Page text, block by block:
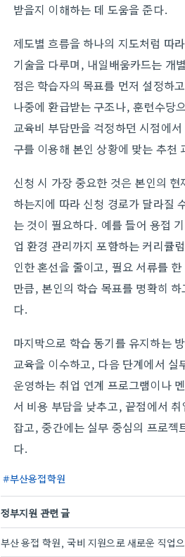
받을지 이해하는 데 도움을 준다.
제도별 흐름을 하나의 지도처럼 따
기술을 다루며, 내일배움카드는 개
점은 학습자의 목표를 먼저 설정하
나중에 환급받는 구조나, 훈련수당
교육비 부담만을 걱정하던 시점에
구를 이용해 본인 상황에 맞는 추천
신청 시 가장 중요한 것은 본인의
하는지에 따라 신청 경로가 달라질
는 것이 필요하다. 예를 들어 용접
업 환경 관리까지 포함하는 커리큘
인한 혼선을 줄이고, 필요 서류를
만큼, 본인의 학습 목표를 명확히
다.
마지막으로 학습 동기를 유지하는
교육을 이수하고, 다음 단계에서
운영하는 취업 연계 프로그램이나
서 비용 부담을 낮추고, 끝점에서
잡고, 중간에는 실무 중심의 프로
다.
부산용접학원
정부지원 관련 글
부산 용접 학원, 국비 지원으로 새로운 직업